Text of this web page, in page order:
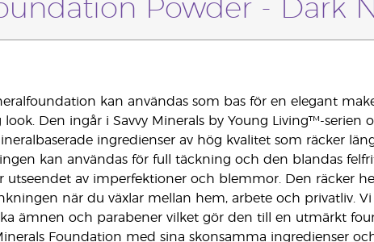
Powder - Dark
kan användas som bas för en elegant
look. Den ingår i Savvy Minerals by Young Living™-serien
ingredienser av hög kvalitet som räcker
kan användas för full täckning och den blandas
utseendet av imperfektioner och blemmor. Den räcker
när du växlar mellan hem, arbete och privatliv.
ämnen och parabener vilket gör den till en utmärkt
Foundation med sina skonsamma ingredienser